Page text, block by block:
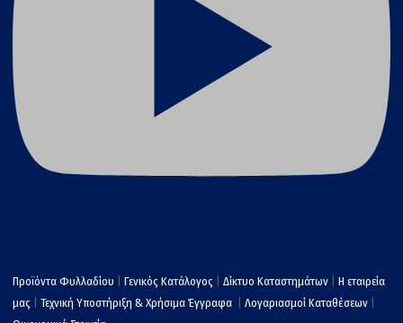
Προϊόντα Φυλλαδίου Γενικός Κατάλογος Δίκτυο Καταστημάτων
Η εταιρεία
μας
Τεχνική Υποστήριξη & Χρήσιμα Έγγραφα Λογαριασμοί Καταθέσεων